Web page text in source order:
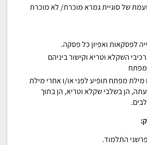
של סוגיית גמרא מוכרת/ לא מוכרת
לפסקאות ואפיון כל פסקה.
השקלא וטריא וקישור ביניהם
מפתח
מילת מפתח תופיע לפני או/ו אחרי מילת
הן בשלבי שקלא וטריא, הן בתוך
התלמוד.